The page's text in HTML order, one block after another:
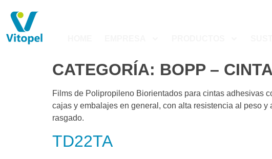
CATEGORÍA: BOPP –
Films de Polipropileno Biorientados para cintas adhesivas
cajas y embalajes en general, con alta resistencia al peso
rasgado.
TD22TA